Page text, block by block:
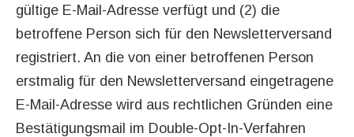
gültige E-Mail-Adresse verfügt und (2) die
betroffene Person sich für den Newsletterversand
registriert. An die von einer betroffenen Person
erstmalig für den Newsletterversand eingetragene
E-Mail-Adresse wird aus rechtlichen Gründen eine
Bestätigungsmail im Double-Opt-In-Verfahren